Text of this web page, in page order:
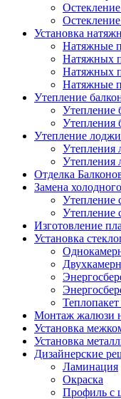
Установка
Натяжные
Натяжных
Натяжных
Натяжные
Утепление
Утепление
Утепления
Утепление
Утепления
Утепления
Отделка
Замена
Утепление
Утепление
Изготовление
Установка
Монтаж жалюзи
Установка
Установка
Дизайнерские
Ламинация
Окраска
Профиль с